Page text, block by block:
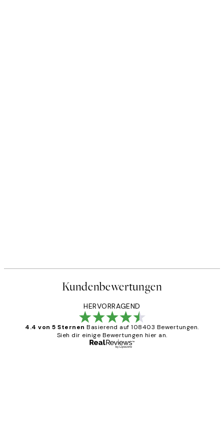
Kundenbewertungen
HERVORRAGEND
4.4 von 5 Sternen Basierend auf 108403 Bewertungen.
Sieh dir einige Bewertungen hier an.